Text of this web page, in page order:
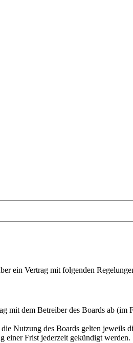
ein Vertrag mit folgenden
dem Betreiber des Boards ab (im
Nutzung des Boards gelten jeweils
einer Frist jederzeit gekündigt werden.